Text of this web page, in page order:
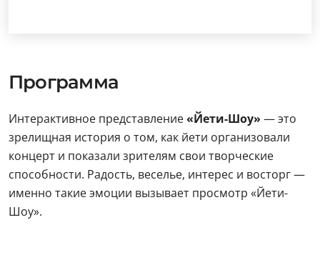
Программа
Интерактивное представление«Йети-Шоу» — это
зрелищная история о том, как йети организовали
концерт и показали зрителям свои творческие
способности. Радость, веселье, интерес и восторг —
именно такие эмоции вызывает просмотр «Йети-
Шоу».